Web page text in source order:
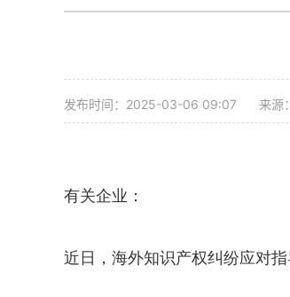
发布时间：2025-03-06 09:07 来源
有关企业：
近日，海外知识产权纠纷应对